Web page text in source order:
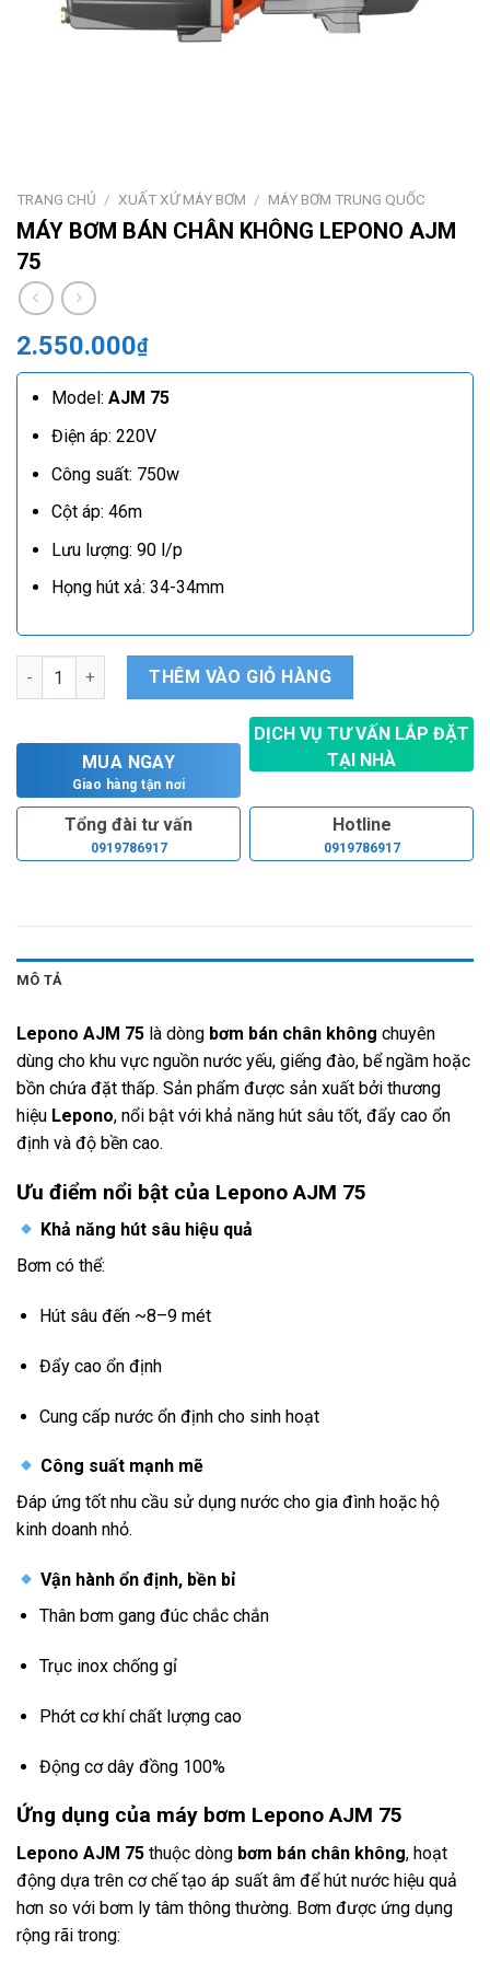
TRANG CHỦ / XUẤT XỨ MÁY BƠM / MÁY BƠM TRUNG QUỐC
MÁY BƠM BÁN CHÂN KHÔNG LEPONO AJM
75
2.550.000₫
Model: AJM 75
Điện áp: 220V
Công suất: 750w
Cột áp: 46m
Lưu lượng: 90 l/p
Họng hút xả: 34-34mm
Máy bơm bán chân không Lepono AJM 75 số lượng
THÊM VÀO GIỎ HÀNG
MUA NGAY
Giao hàng tận nơi
DỊCH VỤ TƯ VẤN LẮP ĐẶT
TẠI NHÀ
Tổng đài tư vấn
0919786917
Hotline
0919786917
MÔ TẢ
Lepono AJM 75 là dòng bơm bán chân không chuyên
dùng cho khu vực nguồn nước yếu, giếng đào, bể ngầm hoặc
bồn chứa đặt thấp. Sản phẩm được sản xuất bởi thương
hiệu Lepono, nổi bật với khả năng hút sâu tốt, đẩy cao ổn
định và độ bền cao.
Ưu điểm nổi bật của Lepono AJM 75
Khả năng hút sâu hiệu quả
Bơm có thể:
Hút sâu đến ~8–9 mét
Đẩy cao ổn định
Cung cấp nước ổn định cho sinh hoạt
Công suất mạnh mẽ
Đáp ứng tốt nhu cầu sử dụng nước cho gia đình hoặc hộ
kinh doanh nhỏ.
Vận hành ổn định, bền bỉ
Thân bơm gang đúc chắc chắn
Trục inox chống gỉ
Phớt cơ khí chất lượng cao
Động cơ dây đồng 100%
Ứng dụng của máy bơm Lepono AJM 75
Lepono AJM 75 thuộc dòng bơm bán chân không, hoạt
động dựa trên cơ chế tạo áp suất âm để hút nước hiệu quả
hơn so với bơm ly tâm thông thường. Bơm được ứng dụng
rộng rãi trong: